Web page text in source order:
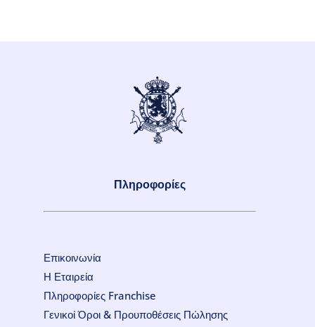
Πληροφορίες
Επικοινωνία
Η Εταιρεία
Πληροφορίες Franchise
Γενικοί Όροι & Προυποθέσεις Πώλησης